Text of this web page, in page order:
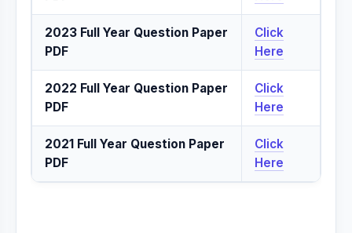
2023 Full Year Question Paper
PDF
Click
Here
2022 Full Year Question Paper
PDF
Click
Here
2021 Full Year Question Paper
PDF
Click
Here